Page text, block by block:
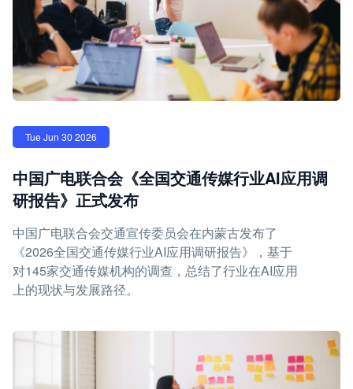
Tue Jun 30 2026
中国广电联合会《全国交通传媒行业AI应用调
研报告》正式发布
中国广电联合会交通宣传委员会在内蒙古发布了
《2026全国交通传媒行业AI应用调研报告》，基于
对145家交通传媒机构的调查，总结了行业在AI应用
上的现状与发展路径。